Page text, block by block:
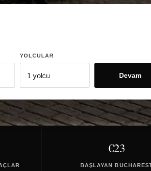
YOLCULAR
Devam
€23
BAŞLAYAN